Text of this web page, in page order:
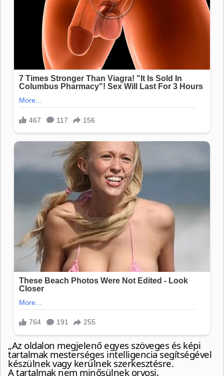
„Az oldalon megjelenő egyes szöveges és képi
tartalmak mesterséges intelligencia segítségével
készülnek vagy kerülnek szerkesztésre.
A tartalmak nem minősülnek orvosi,